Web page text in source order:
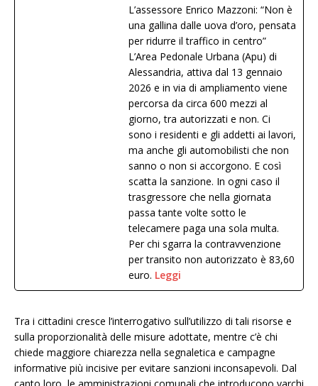
L’assessore Enrico Mazzoni: “Non è
una gallina dalle uova d’oro, pensata
per ridurre il traffico in centro”
L’Area Pedonale Urbana (Apu) di
Alessandria, attiva dal 13 gennaio
2026 e in via di ampliamento viene
percorsa da circa 600 mezzi al
giorno, tra autorizzati e non. Ci
sono i residenti e gli addetti ai lavori,
ma anche gli automobilisti che non
sanno o non si accorgono. E così
scatta la sanzione. In ogni caso il
trasgressore che nella giornata
passa tante volte sotto le
telecamere paga una sola multa.
Per chi sgarra la contravvenzione
per transito non autorizzato è 83,60
euro. Leggi
Tra i cittadini cresce l’interrogativo sull’utilizzo di tali risorse e
sulla proporzionalità delle misure adottate, mentre c’è chi
chiede maggiore chiarezza nella segnaletica e campagne
informative più incisive per evitare sanzioni inconsapevoli. Dal